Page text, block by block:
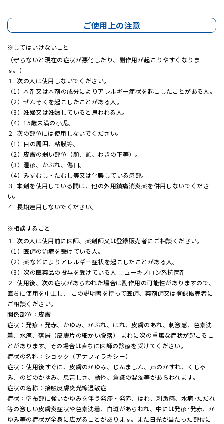
ご使用上の注意
してはいけないこと
（守らないと現在の症状が悪化したり、副作用が起こりやすくなりま
す。）
１. 次の人は使用しないでください。
（1）本剤又は本剤の成分によりアレルギー症状を起こしたことがある人。
（2）ぜんそくを起こしたことがある人。
（3）妊婦又は妊娠していると思われる人。
（4）15歳未満の小児。
２. 次の部位には使用しないでください。
（1）目の周囲、粘膜等。
（2）皮膚の弱い部位（顔、頭、わきの下等）。
（3）湿疹、かぶれ、傷口。
（4）みずむし・たむし等又は化膿している患部。
３. 本剤を使用している間は、他の外用鎮痛消炎薬を併用しないでくださ
い。
４. 長期連用しないでください。
相談すること
１. 次の人は使用前に医師、薬剤師又は登録販売者にご相談ください。
（1）医師の治療を受けている人。
（2）薬などによりアレルギー症状を起こしたことがある人。
（3）次の医薬品の投与を受けている人 ニューキノロン系抗菌剤
２. 使用後、次の症状があらわれた場合は副作用の可能性がありますので、
直ちに使用を中止し、 この説明書を持って医師、薬剤師又は登録販売者に
ご相談ください。
関係部位：皮膚
症状：発疹・発赤、かゆみ、かぶれ、はれ、皮膚のあれ、刺激感、色素沈
着、水疱、落屑（皮膚片の細かい脱落） まれに次の重篤な症状が起こるこ
とがあります。その場合は直ちに医師の診療を受けてください。
症状の名称：ショック（アナフィラキシー）
症状：使用後すぐに、皮膚のかゆみ、じんましん、声のかすれ、くしゃ
み、のどのかゆみ、息苦しさ、動悸、意識の混濁等があらわれます。
症状の名称：接触皮膚炎光線過敏症
症状：塗布部に強いかゆみを伴う発疹・発赤、はれ、刺激感、水疱･ただれ
等の激しい皮膚炎症状や色素沈着、白斑があらわれ、中には発疹･発赤、か
ゆみ等の症状が全身に広がることがあります。また日光が当たった部位に